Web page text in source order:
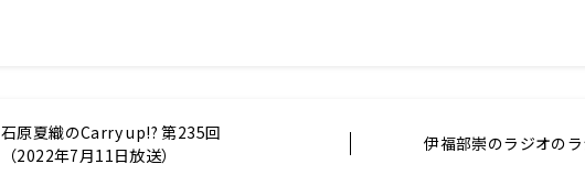
石原夏織のCarry up!? 第235回
（2022年7月11日放送）
伊福部崇のラジオの